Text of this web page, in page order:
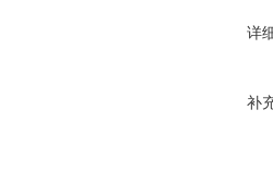
详
补